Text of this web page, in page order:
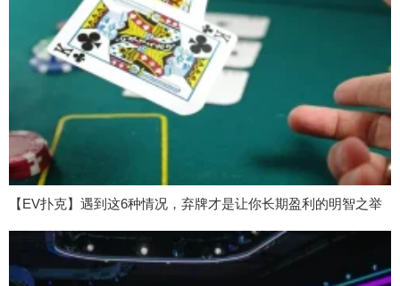
【EV扑克】遇到这6种情况，弃牌才是让你长期盈利的明智之举